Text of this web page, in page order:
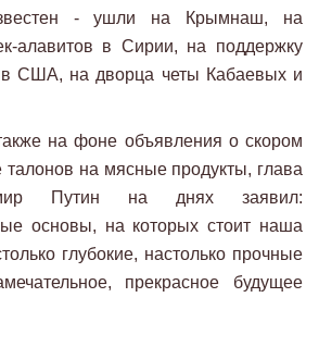
- ушли на Крымнаш, на
алавитов в Сирии, на поддержку
США, на дворца четы Кабаевых и
на фоне объявления о скором
талонов на мясные продукты, глава
Путин на днях заявил:
основы, на которых стоит наша
глубокие, настолько прочные
прекрасное будущее